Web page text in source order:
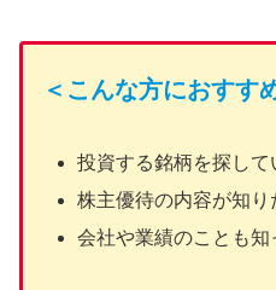
＜こんな方におすす
投資する銘柄を探して
株主優待の内容が知り
会社や業績のことも